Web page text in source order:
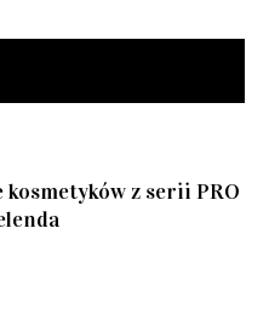
z serii PRO